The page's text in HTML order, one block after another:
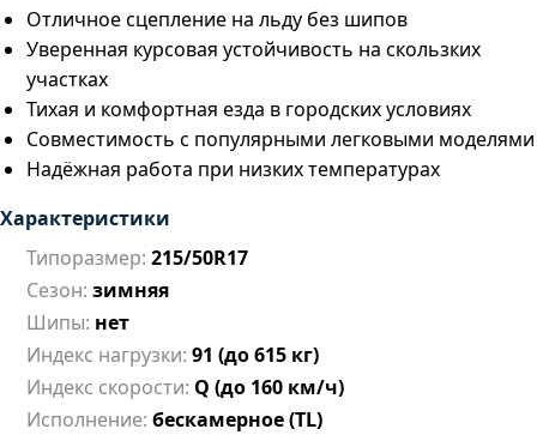
Отличное сцепление на льду без шипов
Уверенная курсовая устойчивость на скользких
участках
Тихая и комфортная езда в городских условиях
Совместимость с популярными легковыми моделями
Надёжная работа при низких температурах
Характеристики
Типоразмер: 215/50R17
Сезон: зимняя
Шипы: нет
Индекс нагрузки: 91 (до 615 кг)
Индекс скорости: Q (до 160 км/ч)
Исполнение: бескамерное (TL)